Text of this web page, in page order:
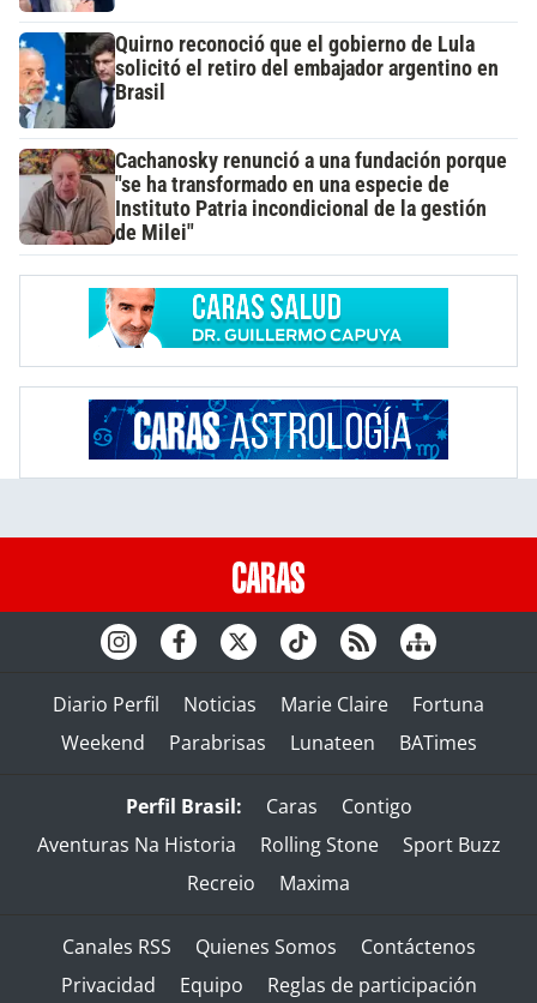
Quirno reconoció que el gobierno de Lula
solicitó el retiro del embajador argentino en
Brasil
Cachanosky renunció a una fundación porque
"se ha transformado en una especie de
Instituto Patria incondicional de la gestión
de Milei"
Diario Perfil Noticias Marie Claire
Fortuna
Weekend
Parabrisas Lunateen BATimes
Perfil Brasil: Caras
Contigo
Aventuras Na Historia
Rolling Stone
Sport Buzz
Recreio
Maxima
Canales RSS Quienes Somos
Contáctenos
Privacidad
Equipo Reglas de participación